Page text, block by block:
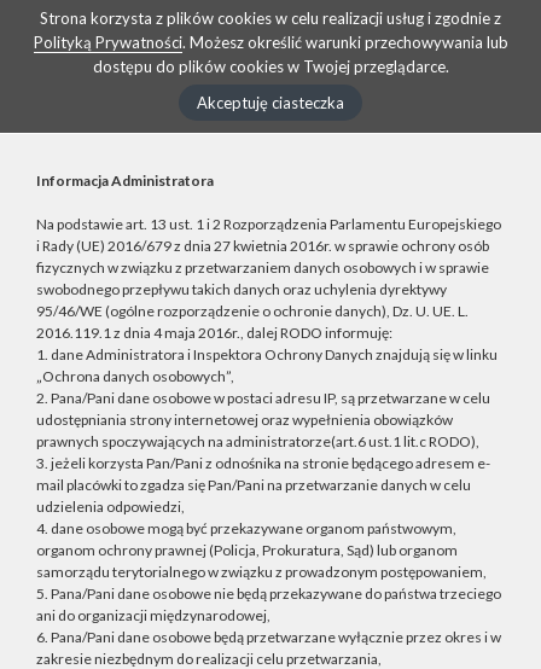
Strona korzysta z plików cookies w celu realizacji usług i zgodnie z
Polityką Prywatności. Możesz określić warunki przechowywania lub
dostępu do plików cookies w Twojej przeglądarce.
Akceptuję ciasteczka
Informacja Administratora
Na podstawie art. 13 ust. 1 i 2 Rozporządzenia Parlamentu Europejskiego
i Rady (UE) 2016/679 z dnia 27 kwietnia 2016r. w sprawie ochrony osób
fizycznych w związku z przetwarzaniem danych osobowych i w sprawie
swobodnego przepływu takich danych oraz uchylenia dyrektywy
95/46/WE (ogólne rozporządzenie o ochronie danych), Dz. U. UE. L.
2016.119.1 z dnia 4 maja 2016r., dalej RODO informuję:
1. dane Administratora i Inspektora Ochrony Danych znajdują się w linku
„Ochrona danych osobowych”,
2. Pana/Pani dane osobowe w postaci adresu IP, są przetwarzane w celu
udostępniania strony internetowej oraz wypełnienia obowiązków
prawnych spoczywających na administratorze(art.6 ust.1 lit.c RODO),
3. jeżeli korzysta Pan/Pani z odnośnika na stronie będącego adresem e-
mail placówki to zgadza się Pan/Pani na przetwarzanie danych w celu
udzielenia odpowiedzi,
4. dane osobowe mogą być przekazywane organom państwowym,
organom ochrony prawnej (Policja, Prokuratura, Sąd) lub organom
samorządu terytorialnego w związku z prowadzonym postępowaniem,
5. Pana/Pani dane osobowe nie będą przekazywane do państwa trzeciego
ani do organizacji międzynarodowej,
6. Pana/Pani dane osobowe będą przetwarzane wyłącznie przez okres i w
zakresie niezbędnym do realizacji celu przetwarzania,